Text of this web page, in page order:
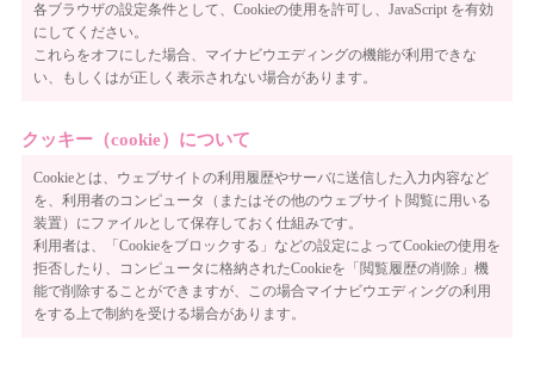
各ブラウザの設定条件として、Cookieの使用を許可し、JavaScript を有効
にしてください。
これらをオフにした場合、マイナビウエディングの機能が利用できな
い、もしくはが正しく表示されない場合があります。
クッキー（cookie）について
Cookieとは、ウェブサイトの利用履歴やサーバに送信した入力内容など
を、利用者のコンピュータ（またはその他のウェブサイト閲覧に用いる
装置）にファイルとして保存しておく仕組みです。
利用者は、「Cookieをブロックする」などの設定によってCookieの使用を
拒否したり、コンピュータに格納されたCookieを「閲覧履歴の削除」機
能で削除することができますが、この場合マイナビウエディングの利用
をする上で制約を受ける場合があります。